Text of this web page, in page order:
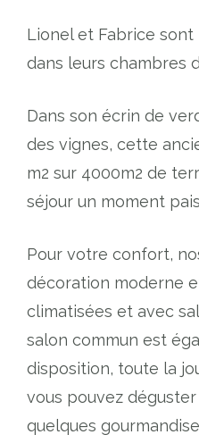
Lionel et Fabrice
dans leurs chambres
Dans son écrin de
des vignes, cette
m2 sur 4000m2 de
séjour un moment
Pour votre confort,
décoration moderne
climatisées et avec
salon commun est
disposition, toute la
vous pouvez
quelques